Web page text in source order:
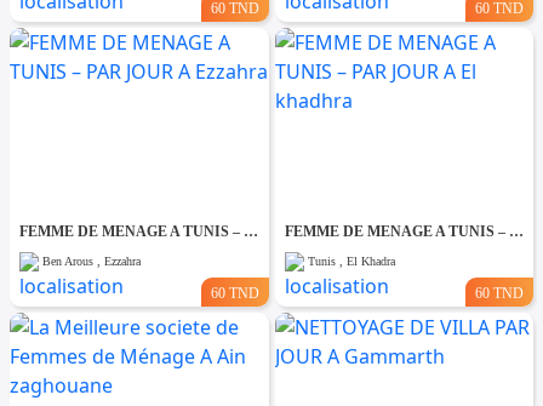
60 TND 60 TND
FEMME DE MENAGE A TUNIS – PAR JOUR A Ezzahra
Ben Arous , Ezzahra
60 TND
FEMME DE MENAGE A TUNIS – PAR JOUR A El khadhra
Tunis , El Khadra
60 TND